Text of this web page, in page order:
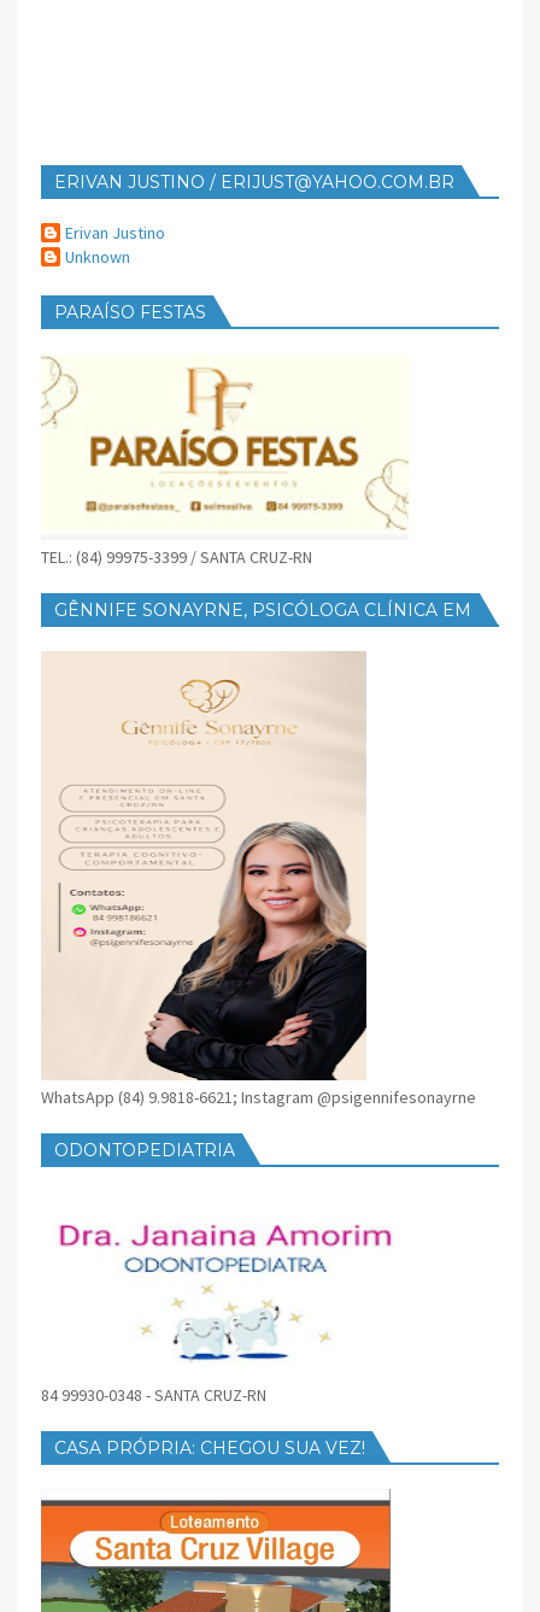
ERIVAN JUSTINO / ERIJUST@YAHOO.COM.BR
Erivan Justino
Unknown
PARAÍSO FESTAS
TEL.: (84) 99975-3399 / SANTA CRUZ-RN
GÊNNIFE SONAYRNE, PSICÓLOGA CLÍNICA EM
WhatsApp (84) 9.9818-6621; Instagram @psigennifesonayrne
ODONTOPEDIATRIA
84 99930-0348 - SANTA CRUZ-RN
CASA PRÓPRIA: CHEGOU SUA VEZ!